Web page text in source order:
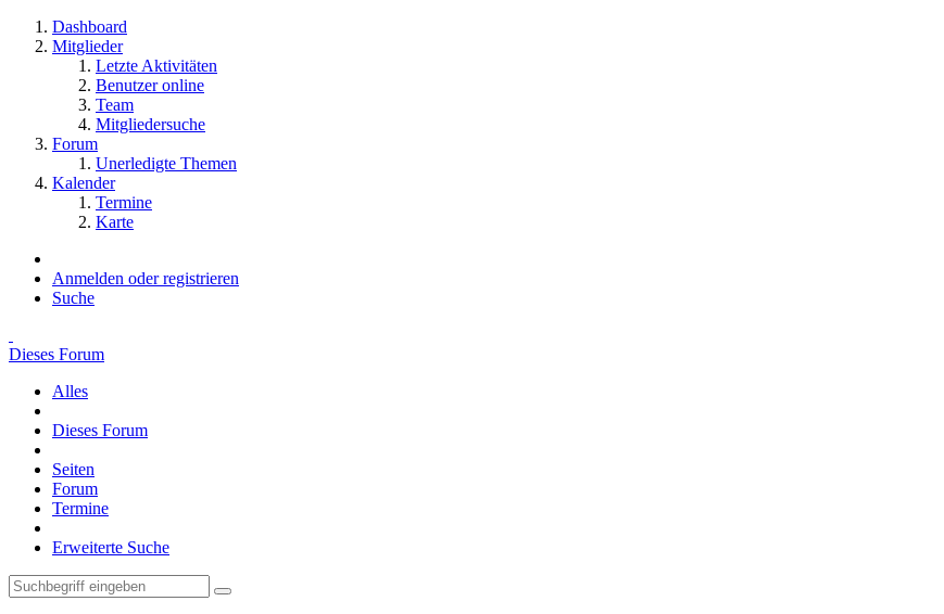
Dashboard
Mitglieder
Letzte Aktivitäten
Benutzer online
Team
Mitgliedersuche
Forum
Unerledigte Themen
Kalender
Termine
Karte
Anmelden oder registrieren
Suche
Dieses Forum
Alles
Dieses Forum
Seiten
Forum
Termine
Erweiterte Suche